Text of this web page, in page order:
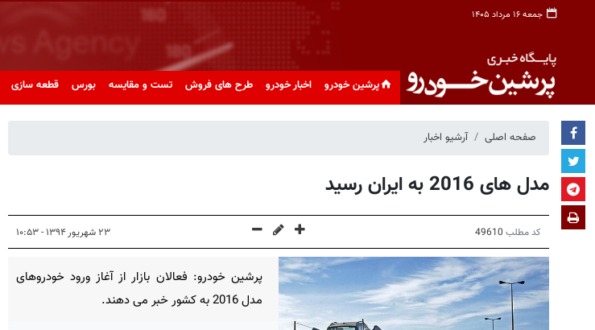
جمعه ۱۶ مرداد ۱۴۰۵
پرشین خودرو اخبار خودرو طرح های فروش تست و مقایسه بورس قطعه سازی
صفحه اصلی آرشیو اخبار
مدل های 2016 به ایران رسید
کد مطلب 49610 ۲۳ شهریور ۱۳۹۴ - ۱۰:۵۳
پرشین خودرو: فعالان بازار از آغاز ورود خودروهای
مدل 2016 به کشور خبر می دهند.